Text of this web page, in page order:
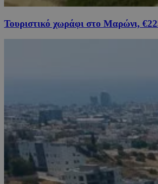
Τουριστικό χωράφι στο Μαρώνι,